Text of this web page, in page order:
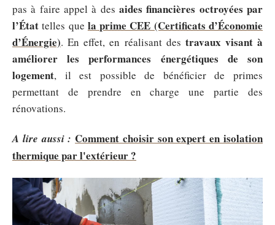
pas à faire appel à des aides financières octroyées par
l’Étattelles que la prime CEE (Certificats d’Économie
d’Énergie). En effet, en réalisant des travaux visant à
améliorer les performances énergétiques de son
logement, il est possible de bénéficier de primes
permettant de prendre en charge une partie des
rénovations.
A lire aussi : Comment choisir son expert en isolation
thermique par l'extérieur ?